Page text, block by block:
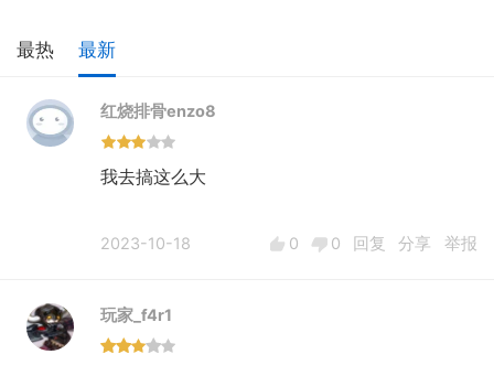
最热 最新
红烧排骨enzo8
我去搞这么大
2023-10-18 0 0 回复 分享 举报
玩家_f4r1